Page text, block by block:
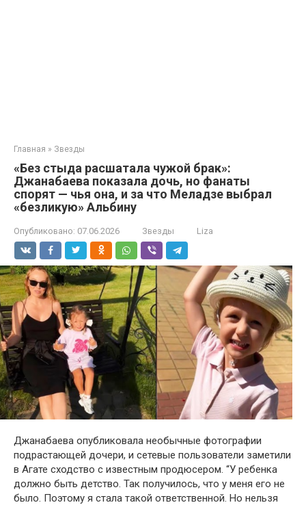
Главная » Звезды
«Без стыда расшатала чужой брак»:
Джанабаева показала дочь, но фанаты
спорят — чья она, и за что Меладзе выбрал
«безликую» Альбину
Опубликовано: 07.06.2026 Звезды Liza
Джанабаева опубликовала необычные фотографии
подрастающей дочери, и сетевые пользователи заметили
в Агате сходство с известным продюсером. “У ребенка
должно быть детство. Так получилось, что у меня его не
было. Поэтому я стала такой ответственной. Но нельзя